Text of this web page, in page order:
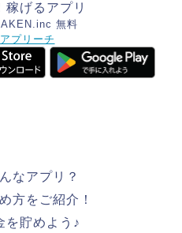
稼げるアプリ
無料
アプリーチ
なアプリ？
方をご紹介！
を貯めよう♪